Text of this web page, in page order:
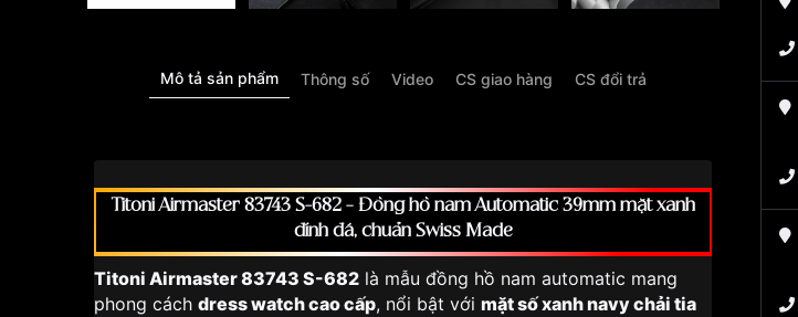
Mô tả sản phẩm Thông số Video CS giao hàng CS đổi trả
Titoni Airmaster 83743 S-682 – Đồng hồ nam Automatic 39mm mặt xanh
đính đá, chuẩn Swiss Made
Titoni Airmaster 83743 S-682 là mẫu đồng hồ nam automatic mang
phong cách dress watch cao cấp, nổi bật với mặt số xanh navy chải tia